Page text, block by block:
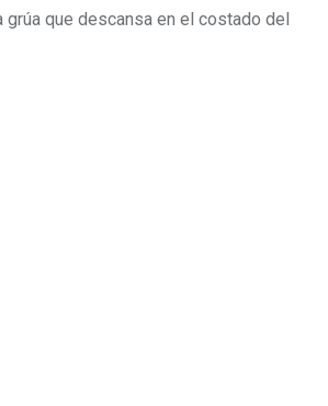
grúa que descansa en el costado del